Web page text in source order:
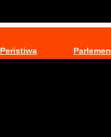
Peristiwa Parlemen